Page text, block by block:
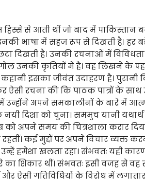
हिस्से से आती थीं जो बाद में
भाषा में सहज रूप से दिखती है।
दिखती है। उनकी रचनाओं में
उनकी कृतियों में है। वह लिखने के
इसका जीवंत उदाहरण है। पुरानी
ऐसी रचना की कि पाठक पात्रों के
उन्होंने अपने समकालीनों के बारे में
दिशा को चुना। सममुच यानी यथार्थ
अपने समय की चित्रशाला करार
कई मुद्दों पर अपने विचार व्यक्त
हमेशा खलता रहा। संभवतः यही
का शिकार थीं। संभवतः इसी वजह से
ऐसी गतिविधियों के विरोध में